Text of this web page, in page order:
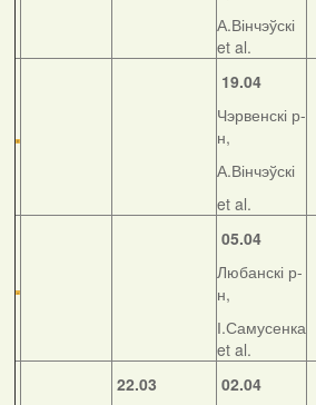
А.Вінчэўскі
et al.
19.04
Чэрвенскі р-
н,
А.Вінчэўскі
et al.
05.04
Любанскі р-
н,
І.Самусенка
et al.
22.03
02.04